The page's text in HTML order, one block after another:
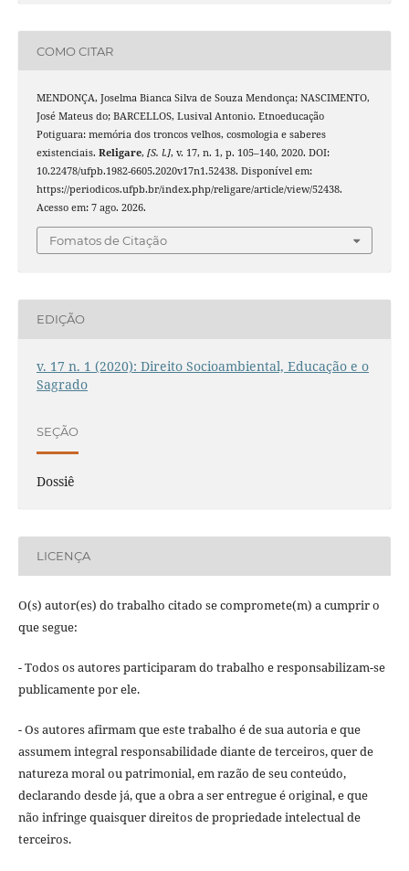
COMO CITAR
MENDONÇA, Joselma Bianca Silva de Souza Mendonça; NASCIMENTO,
José Mateus do; BARCELLOS, Lusival Antonio. Etnoeducação
Potiguara: memória dos troncos velhos, cosmologia e saberes
existenciais. Religare, [S. l.], v. 17, n. 1, p. 105–140, 2020. DOI:
10.22478/ufpb.1982-6605.2020v17n1.52438. Disponível em:
https://periodicos.ufpb.br/index.php/religare/article/view/52438.
Acesso em: 7 ago. 2026.
Fomatos de Citação
EDIÇÃO
v. 17 n. 1 (2020): Direito Socioambiental, Educação e o
Sagrado
SEÇÃO
Dossiê
LICENÇA
O(s) autor(es) do trabalho citado se compromete(m) a cumprir o
que segue:
- Todos os autores participaram do trabalho e responsabilizam-se
publicamente por ele.
- Os autores afirmam que este trabalho é de sua autoria e que
assumem integral responsabilidade diante de terceiros, quer de
natureza moral ou patrimonial, em razão de seu conteúdo,
declarando desde já, que a obra a ser entregue é original, e que
não infringe quaisquer direitos de propriedade intelectual de
terceiros.